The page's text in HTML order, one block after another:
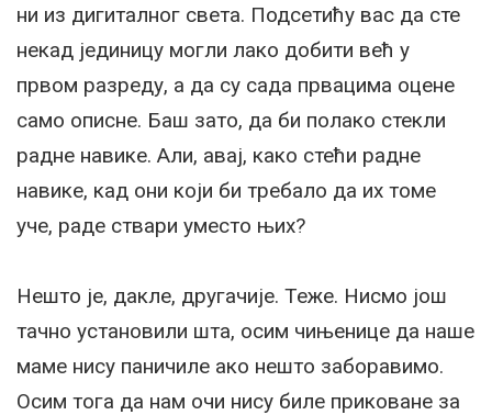
ни из дигиталног света. Подсетићу вас да сте
некад јединицу могли лако добити већ у
првом разреду, а да су сада првацима оцене
само описне. Баш зато, да би полако стекли
радне навике. Али, авај, како стећи радне
навике, кад они који би требало да их томе
уче, раде ствари уместо њих?
Нешто је, дакле, другачије. Теже. Нисмо још
тачно установили шта, осим чињенице да наше
маме нису паничиле ако нешто заборавимо.
Осим тога да нам очи нису биле приковане за